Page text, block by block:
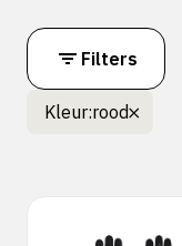
Filters
Kleur:rood